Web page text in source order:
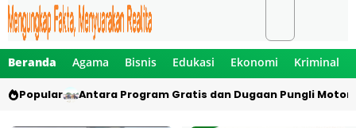
Beranda Agama Bisnis Edukasi Ekonomi Kriminal
Popular Antara Program Gratis dan Dugaan Pungli Motor